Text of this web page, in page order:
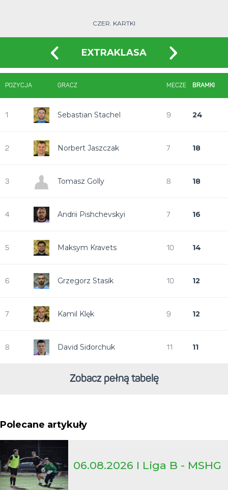
CZER. KARTKI
EXTRAKLASA
POZYCJA GRACZ MECZE BRAMKI
1 Sebastian Stachel 9 24
2 Norbert Jaszczak 7 18
3 Tomasz Golly 8 18
4 Andrii Pishchevskyi 7 16
5 Maksym Kravets 10 14
6 Grzegorz Stasik 10 12
7 Kamil Klęk 9 12
8 David Sidorchuk 11 11
Zobacz pełną tabelę
Polecane artykuły
06.08.2026 I Liga B - MSHG